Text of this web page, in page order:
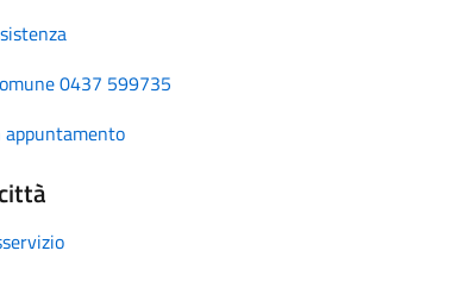
0437 599735
appuntamento